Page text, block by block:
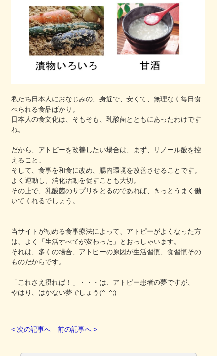
私たち日本人におなじみの、身近で、安くて、無理なく毎日食
べられる食品ばかり。
日本人の食文化は、そもそも、乳酸菌とともにあったわけです
ね。
だから、アトピーを改善したい場合は、まず、リノール酸を控
えること。
そして、食事を和食に改め、腸内環境を改善させることです。
よく運動し、消化活動を促すことも大切。
その上で、乳酸菌のサプリをとるのであれば、きっとうまく働
いてくれるでしょう。
当サイトが勧める食事療法によって、アトピーがよくなった方
は、よく「生活すべてが変わった」とおっしゃいます。
それは、多くの場合、アトピーの原因が生活習慣、食習慣その
ものだからです。
「これさえ摂れば！」・・・は、アトピー患者の夢ですが、
やはり、はかない夢でしょう(^_^;)
< 次の記事へ 前の記事へ >